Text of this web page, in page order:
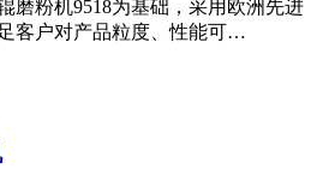
磨粉机9518为基础，采用欧洲先进
客户对产品粒度、性能可…